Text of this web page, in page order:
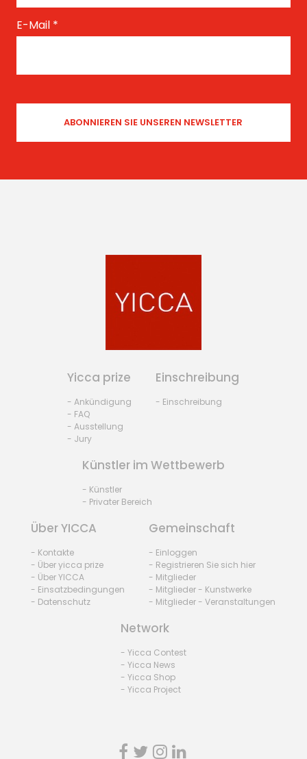
E-Mail *
Yicca prize
- Ankündigung
- FAQ
- Ausstellung
- Jury
Einschreibung
- Einschreibung
Künstler im Wettbewerb
- Künstler
- Privater Bereich
Über YICCA
- Kontakte
- Über yicca prize
- Über YICCA
- Einsatzbedingungen
- Datenschutz
Gemeinschaft
- Einloggen
- Registrieren Sie sich hier
- Mitglieder
- Mitglieder - Kunstwerke
- Mitglieder - Veranstaltungen
Network
- Yicca Contest
- Yicca News
- Yicca Shop
- Yicca Project